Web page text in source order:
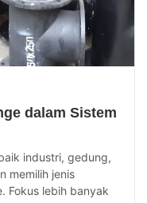
dalam Sistem
industri, gedung,
memilih jenis
Fokus lebih banyak